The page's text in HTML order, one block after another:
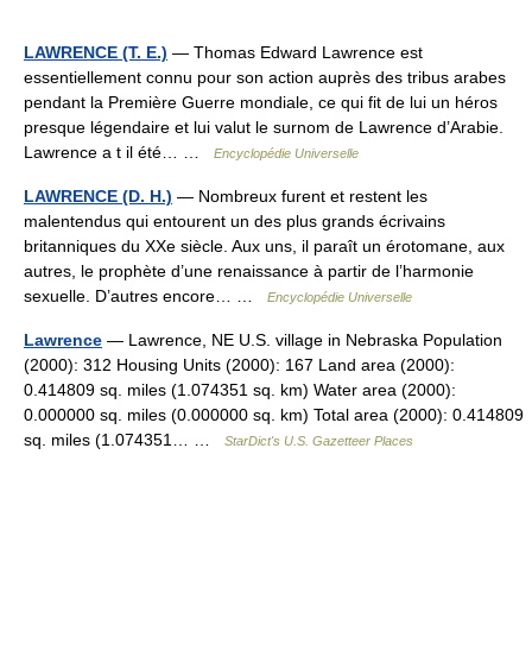
LAWRENCE (T. E.) — Thomas Edward Lawrence est
essentiellement connu pour son action auprès des tribus arabes
pendant la Première Guerre mondiale, ce qui fit de lui un héros
presque légendaire et lui valut le surnom de Lawrence d’Arabie.
Lawrence a t il été… …
Encyclopédie Universelle
LAWRENCE (D. H.) — Nombreux furent et restent les
malentendus qui entourent un des plus grands écrivains
britanniques du XXe siècle. Aux uns, il paraît un érotomane, aux
autres, le prophète d’une renaissance à partir de l’harmonie
sexuelle. D’autres encore… …
Encyclopédie Universelle
Lawrence — Lawrence, NE U.S. village in Nebraska Population
(2000): 312 Housing Units (2000): 167 Land area (2000):
0.414809 sq. miles (1.074351 sq. km) Water area (2000):
0.000000 sq. miles (0.000000 sq. km) Total area (2000): 0.414809
sq. miles (1.074351… …
StarDict's U.S. Gazetteer Places